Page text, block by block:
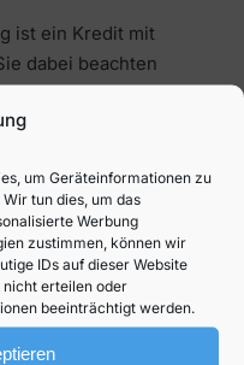
um Geräteinformationen zu
tun dies, um das
Werbung
zustimmen, können wir
IDs auf dieser Website
nicht erteilen oder
beeinträchtigt werden.
ist ein Kredit mit
dabei beachten
eine
Überbrückung
Was genau wird
der
fehlendes